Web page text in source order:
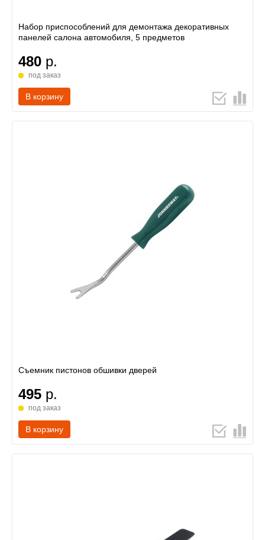
Набор приспособлений для демонтажа декоративных
панелей салона автомобиля, 5 предметов
480 р.
под заказ
В корзину
Съемник пистонов обшивки дверей
495 р.
под заказ
В корзину